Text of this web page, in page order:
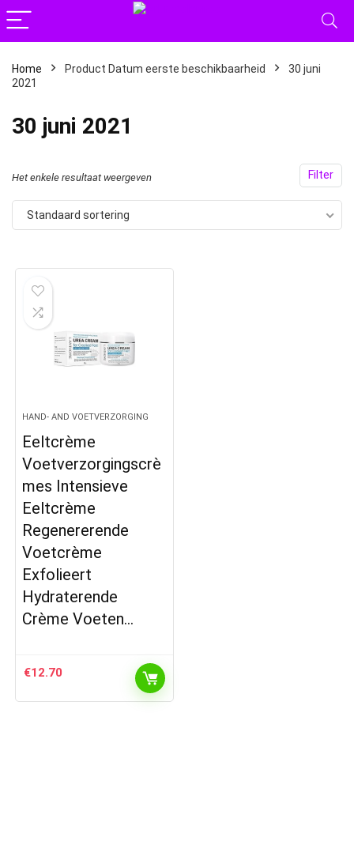
Home Product Datum eerste beschikbaarheid
30 juni
2021
30 juni 2021
Filter
Het enkele resultaat weergeven
Standaard sortering
HAND- AND VOETVERZORGING
Eeltcrème
Voetverzorgingscrè
mes Intensieve
Eeltcrème
Regenererende
Voetcrème
Exfolieert
Hydraterende
Crème Voeten…
€12.70